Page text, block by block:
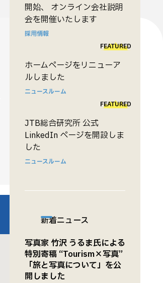
開始、 オンライン会社説明
会を開催いたします
採用情報
FEATURED
ホームページをリニューア
ルしました
ニュースルーム
FEATURED
JTB総合研究所 公式
LinkedIn ページを開設しま
した
ニュースルーム
新着ニュース
写真家 竹沢 うるま氏による
特別寄稿 “Tourism×写真”
「旅と写真について」を公
開しました